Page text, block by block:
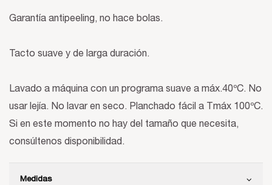
Garantía antipeeling, no hace bolas.
Tacto suave y de larga duración.
Lavado a máquina con un programa suave a máx.40ºC. No
usar lejía. No lavar en seco. Planchado fácil a Tmáx 100ºC.
Si en este momento no hay del tamaño que necesita,
consúltenos disponibilidad.
Medidas